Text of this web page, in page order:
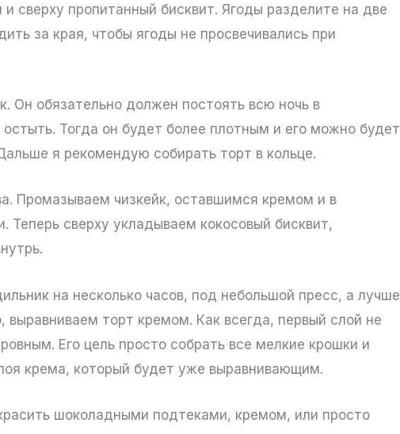
сверху пропитанный бисквит. Ягоды разделите на две
за края, чтобы ягоды не просвечивались при
Он обязательно должен постоять всю ночь в
Тогда он будет более плотным и его можно будет
я рекомендую собирать торт в кольце.
Промазываем чизкейк, оставшимся кремом и в
Теперь сверху укладываем кокосовый бисквит,
на несколько часов, под небольшой пресс, а лучше
выравниваем торт кремом. Как всегда, первый слой не
Его цель просто собрать все мелкие крошки и
крема, который будет уже выравнивающим.
шоколадными подтеками, кремом, или просто